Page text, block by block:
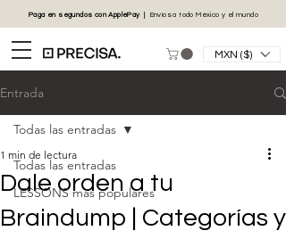
Paga en segundos conApplePay| Envíosa todo México y el mundo
MXN ($)
Entrada
Todas las entradas
LESSONS más populares
Todas las entradas
Dale orden a tu
Braindump | Categorías y
1 min de lectura